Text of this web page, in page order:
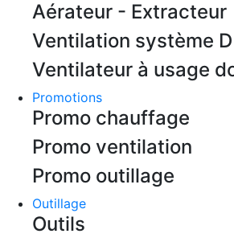
Aérateur - Extracteur
Ventilation système D
Ventilateur à usage
Promotions
Promo chauffage
Promo ventilation
Promo outillage
Outillage
Outils